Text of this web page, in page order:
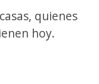
quienes
hoy.